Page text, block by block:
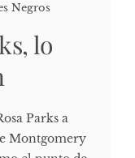
Negros
lo
Parks a
Montgomery